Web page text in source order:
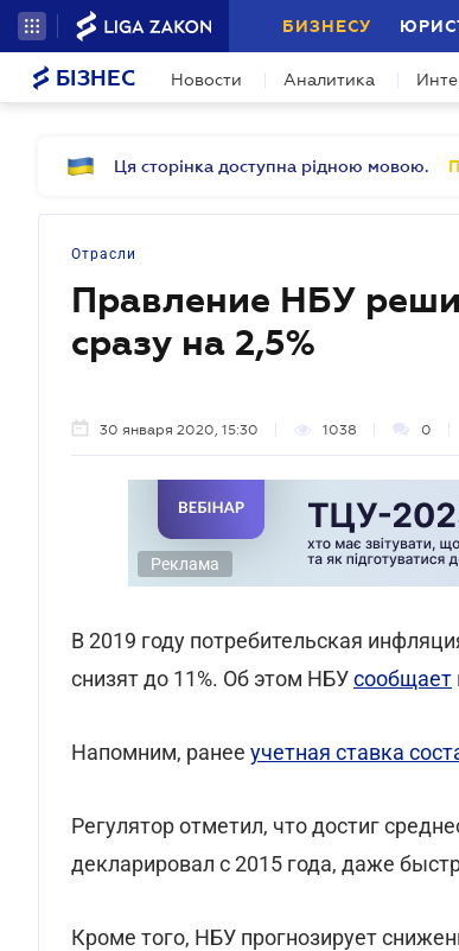
БИЗНЕСУ
БІЗНЕС Новости Аналитика
Ця сторінка доступна рідною мовою.
Отрасли
Правление НБУ
сразу на 2,5%
30 января 2020, 15:30 1038 0
Реклама
В 2019 году потребительская
снизят до 11%. Об этом НБУсообщает
Напомним, ранее учетная ставка
Регулятор отметил, что достиг
декларировал с 2015 года, даже
Кроме того, НБУ прогнозирует